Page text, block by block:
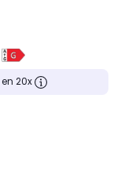
en 20x